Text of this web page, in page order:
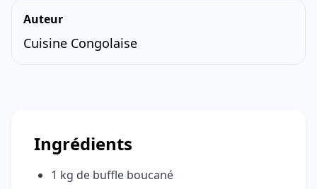
Auteur
Cuisine Congolaise
Ingrédients
1 kg de buffle boucané